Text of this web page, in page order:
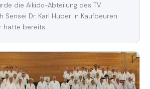
die Aikido-Abteilung des TV
Sensei Dr. Karl Huber in Kaufbeuren
hatte bereits…